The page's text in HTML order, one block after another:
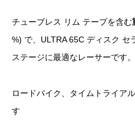
チューブレス リム テープを含む
%) で、ULTRA 65C ディスク セ
ステージに最適なレーサーです。
ロードバイク、タイムトライア
す